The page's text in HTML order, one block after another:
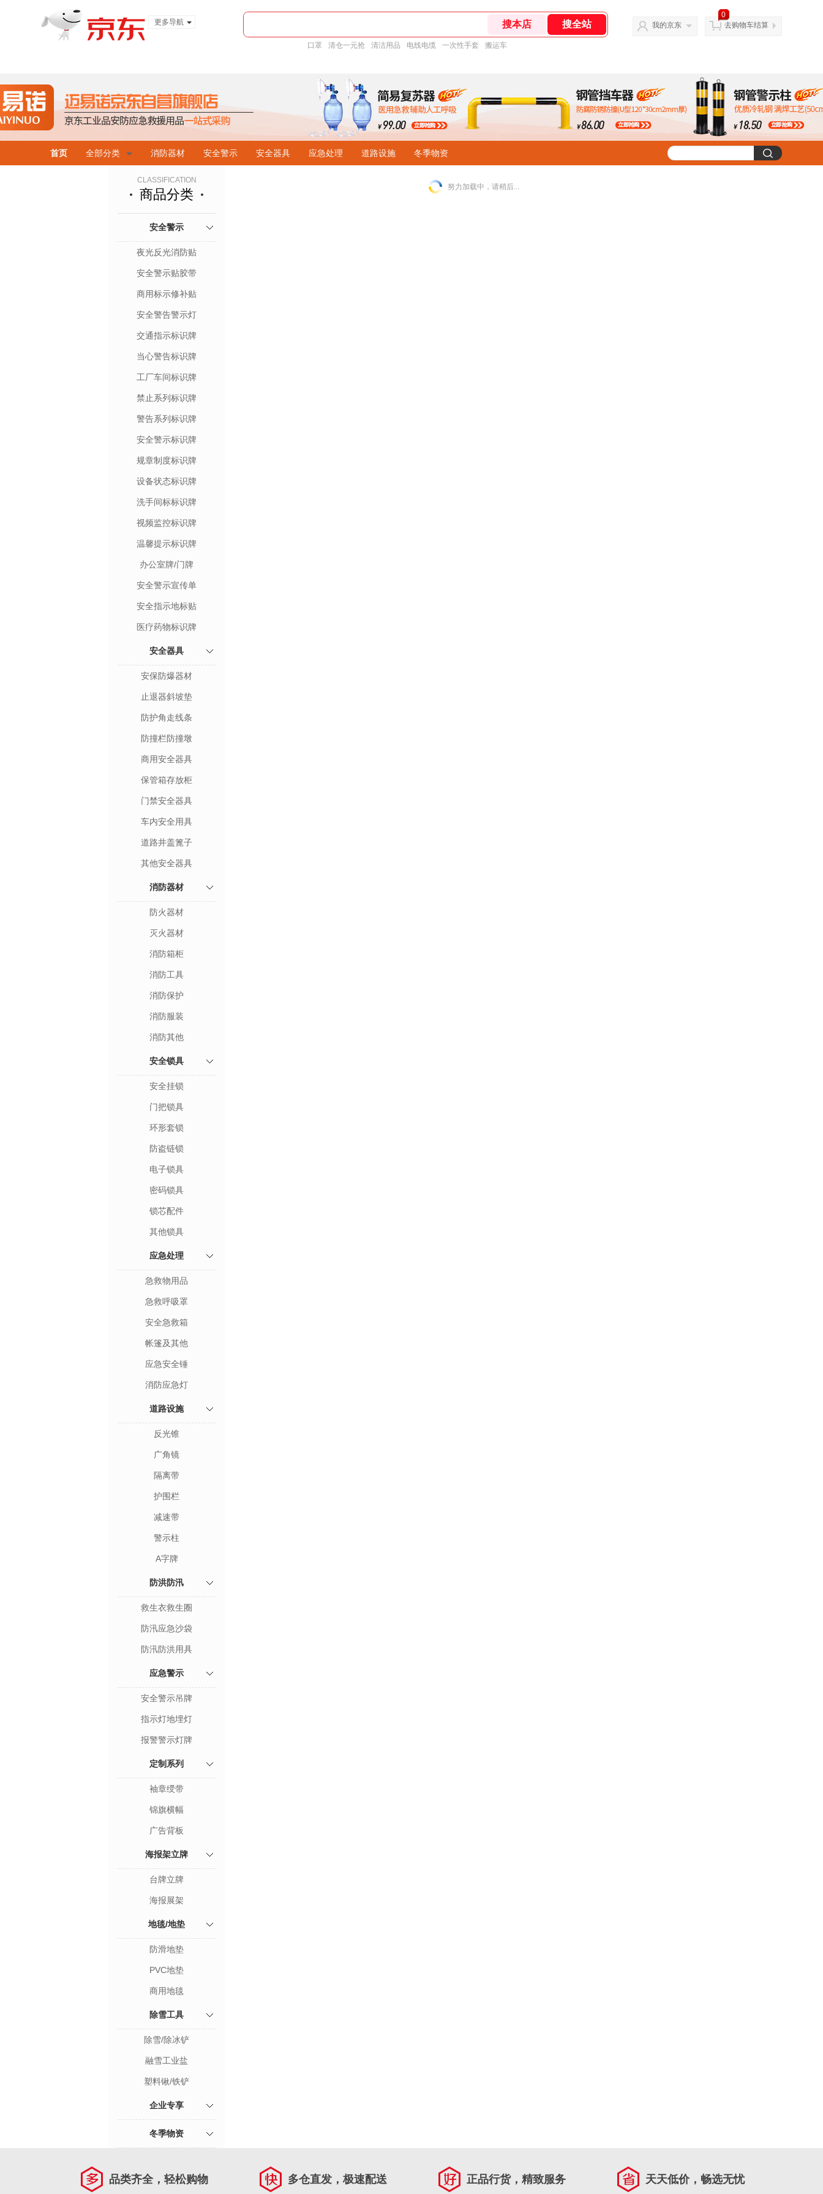
更多导航
口罩 清仓一元抢 清洁用品 电线电缆 一次性手套 搬运车
我的京东
0
去购物车结算
首页 全部分类 消防器材 安全警示 安全器具 应急处理 道路设施 冬季物资
CLASSIFICATION
商品分类
安全警示
夜光反光消防贴
安全警示贴胶带
商用标示修补贴
安全警告警示灯
交通指示标识牌
当心警告标识牌
工厂车间标识牌
禁止系列标识牌
警告系列标识牌
安全警示标识牌
规章制度标识牌
设备状态标识牌
洗手间标标识牌
视频监控标识牌
温馨提示标识牌
办公室牌/门牌
安全警示宣传单
安全指示地标贴
医疗药物标识牌
安全器具
安保防爆器材
止退器斜坡垫
防护角走线条
防撞栏防撞墩
商用安全器具
保管箱存放柜
门禁安全器具
车内安全用具
道路井盖篦子
其他安全器具
消防器材
防火器材
灭火器材
消防箱柜
消防工具
消防保护
消防服装
消防其他
安全锁具
安全挂锁
门把锁具
环形套锁
防盗链锁
电子锁具
密码锁具
锁芯配件
其他锁具
应急处理
急救物用品
急救呼吸罩
安全急救箱
帐篷及其他
应急安全锤
消防应急灯
道路设施
反光锥
广角镜
隔离带
护围栏
减速带
警示柱
A字牌
防洪防汛
救生衣救生圈
防汛应急沙袋
防汛防洪用具
应急警示
安全警示吊牌
指示灯地埋灯
报警警示灯牌
定制系列
袖章绶带
锦旗横幅
广告背板
海报架立牌
台牌立牌
海报展架
地毯/地垫
防滑地垫
PVC地垫
商用地毯
除雪工具
除雪/除冰铲
融雪工业盐
塑料锹/铁铲
企业专享
冬季物资
努力加载中，请稍后...
品类齐全，轻松购物 多仓直发，极速配送 正品行货，精致服务 天天低价，畅选无忧